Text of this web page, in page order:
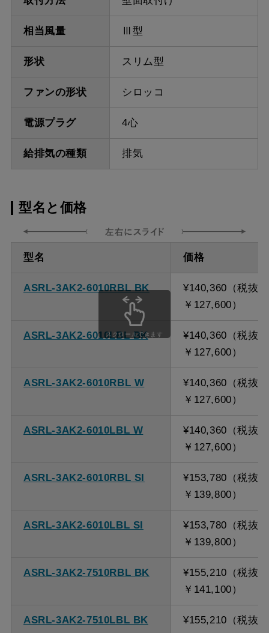
相当風量 Ⅲ型
形状 スリム型
ファンの形状 シロッコ
電源プラグ 4心
給排気の種類 排気
型名と価格
型名 価格
ASRL-3AK2-6010RBL BK
¥140,360（税抜
￥127,600）
ASRL-3AK2-6010LBL BK
¥140,360（税抜
￥127,600）
ASRL-3AK2-6010RBL W
¥140,360（税抜
￥127,600）
ASRL-3AK2-6010LBL W
¥140,360（税抜
￥127,600）
ASRL-3AK2-6010RBL SI
¥153,780（税抜
￥139,800）
ASRL-3AK2-6010LBL SI
¥153,780（税抜
￥139,800）
ASRL-3AK2-7510RBL BK
¥155,210（税抜
￥141,100）
ASRL-3AK2-7510LBL BK
¥155,210（税抜
スクロールできます